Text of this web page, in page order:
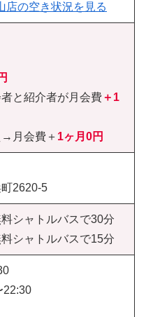
店の空き状況を見る
と紹介者が月会費＋1
→月会費＋ 1ヶ月0円
2620-5
料シャトルバスで30分
料シャトルバスで15分
22:30